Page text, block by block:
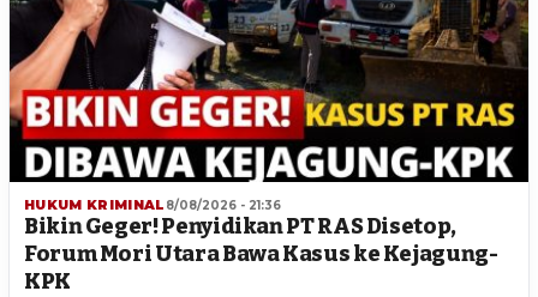
HUKUM KRIMINAL 8/08/2026 - 21:36
Bikin Geger! Penyidikan PT RAS Disetop,
Forum Mori Utara Bawa Kasus ke Kejagung-
KPK